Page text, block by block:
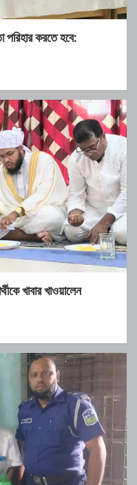
পরিহার করতে হবে:
খাবার খাওয়ালেন